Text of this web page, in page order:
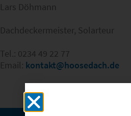
Lars Döhmann
Dachdeckermeister, Solarteur
Tel.: 0234 49 22 77
Email: kontakt@hoosedach.de